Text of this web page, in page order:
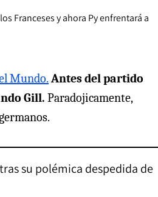
Franceses y ahora Py enfrentará a
Mundo. Antes del partido
Gill. Paradojicamente,
su polémica despedida de